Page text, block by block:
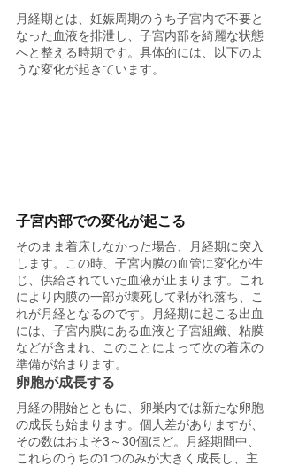
月経期とは、妊娠周期のうち子宮内で不要と
なった血液を排泄し、子宮内部を綺麗な状態
へと整える時期です。具体的には、以下のよ
うな変化が起きています。
子宮内部での変化が起こる
そのまま着床しなかった場合、月経期に突入
します。この時、子宮内膜の血管に変化が生
じ、供給されていた血液が止まります。これ
により内膜の一部が壊死して剥がれ落ち、こ
れが月経となるのです。月経期に起こる出血
には、子宮内膜にある血液と子宮組織、粘膜
などが含まれ、このことによって次の着床の
準備が始まります。
卵胞が成長する
月経の開始とともに、卵巣内では新たな卵胞
の成長も始まります。個人差がありますが、
その数はおよそ3～30個ほど。月経期間中、
これらのうちの1つのみが大きく成長し、主